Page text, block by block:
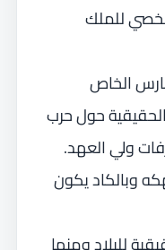
للملك
الخاص
حول حرب
ولي العهد.
وبالكاد يكون